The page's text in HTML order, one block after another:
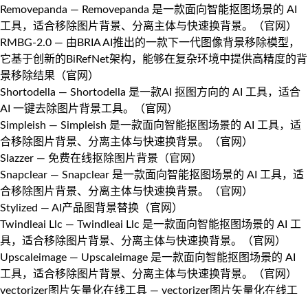
Removepanda — Removepanda 是一款面向智能抠图场景的 AI
工具，适合移除图片背景、分离主体与快速换背景。（官网 ）
RMBG-2.0 — 由BRIA AI推出的一款下一代图像背景移除模型，
它基于创新的BiRefNet架构，能够在复杂环境中提供高精度的背
景移除结果（官网 ）
Shortodella — Shortodella 是一款AI 抠图方向的 AI 工具，适合
AI 一键去除图片背景工具。（官网 ）
Simpleish — Simpleish 是一款面向智能抠图场景的 AI 工具，适
合移除图片背景、分离主体与快速换背景。（官网 ）
Slazzer — 免费在线抠除图片背景（官网 ）
Snapclear — Snapclear 是一款面向智能抠图场景的 AI 工具，适
合移除图片背景、分离主体与快速换背景。（官网 ）
Stylized — AI产品图背景替换（官网 ）
Twindleai Llc — Twindleai Llc 是一款面向智能抠图场景的 AI 工
具，适合移除图片背景、分离主体与快速换背景。（官网 ）
Upscaleimage — Upscaleimage 是一款面向智能抠图场景的 AI
工具，适合移除图片背景、分离主体与快速换背景。（官网 ）
vectorizer图片矢量化在线工具 — vectorizer图片矢量化在线工